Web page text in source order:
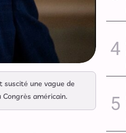
suscité une vague de
américain.